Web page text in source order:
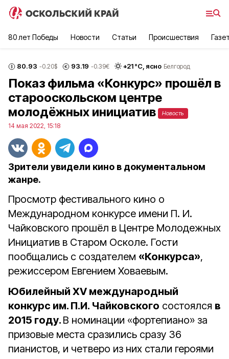
80 лет Победы Новости Статьи Происшествия
80.93 -0.20$ 93.19 -0.39€ +21°С, ясно Белгород
Показ фильма «Конкурс» прошёл в
старооскольском центре
молодёжных инициатив
Новость
14 мая 2022, 15:18
Зрители увидели кино в документальном
жанре.
Просмотр фестивального кино о
Международном конкурсе имени П. И.
Чайковского прошёл в Центре Молодежных
Инициатив в Старом Осколе. Гости
пообщались с создателем «Конкурса»,
режиссером Евгением Ховаевым.
Юбилейный XV международный
конкурс им. П.И. Чайковского состоялся в
2015 году. В номинации «фортепиано» за
призовые места сразились сразу 36
пианистов, и четверо из них стали героями